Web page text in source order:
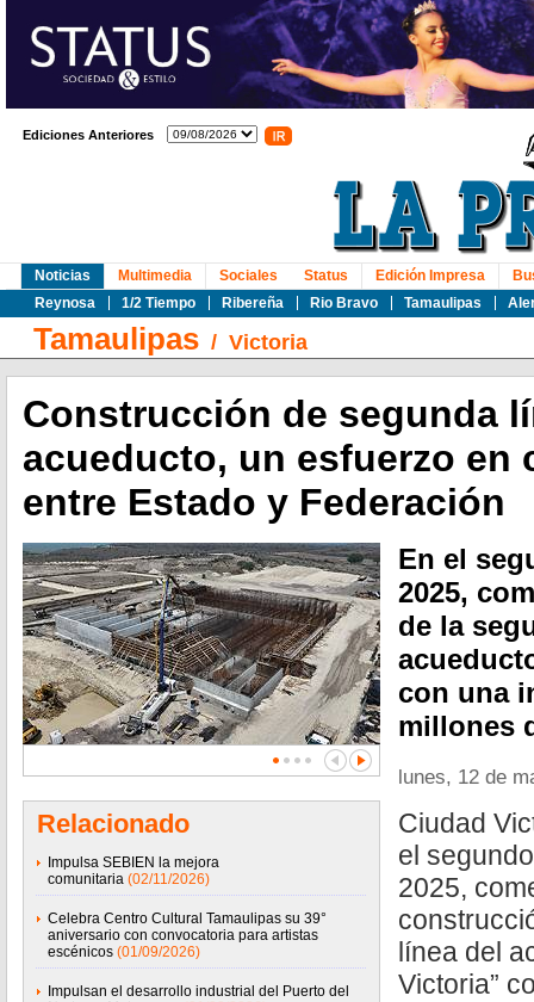
Ediciones Anteriores
Noticias
Reynosa
1/2 Tiempo Ribereña Rio Bravo Tamaulipas
Multimedia Sociales Status Edición Impresa
Tamaulipas / Victoria
Construcción de segunda
acueducto, un esfuerzo en
entre Estado y Federación
Relacionado
Impulsa SEBIEN la mejora
comunitaria (02/11/2026)
Celebra Centro Cultural Tamaulipas su 39°
aniversario con convocatoria para artistas
escénicos (01/09/2026)
Impulsan el desarrollo industrial del Puerto del
En el
2025,
de la
con una
millones
lunes, 12 de
Ciudad
el
2025,
línea del
Victoria”